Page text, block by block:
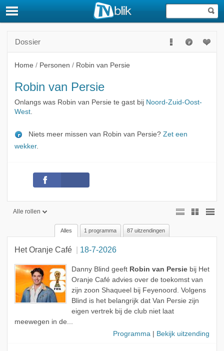
Dossier
Home / Personen / Robin van Persie
Robin van Persie
Onlangs was Robin van Persie te gast bij Noord-Zuid-Oost-
West.
Niets meer missen van Robin van Persie? Zet een
wekker.
Alle rollen
Alle rollen
Geen rol
Gast
Onderwerp
Alles 1 programma 87 uitzendingen
Het Oranje Café 18-7-2026
Danny Blind geeft Robin van Persiebij Het
Oranje Café advies over de toekomst van
zijn zoon Shaqueel bij Feyenoord. Volgens
Blind is het belangrijk dat Van Persie zijn
eigen vertrek bij de club niet laat
meewegen in de...
Programma
Bekijk uitzending